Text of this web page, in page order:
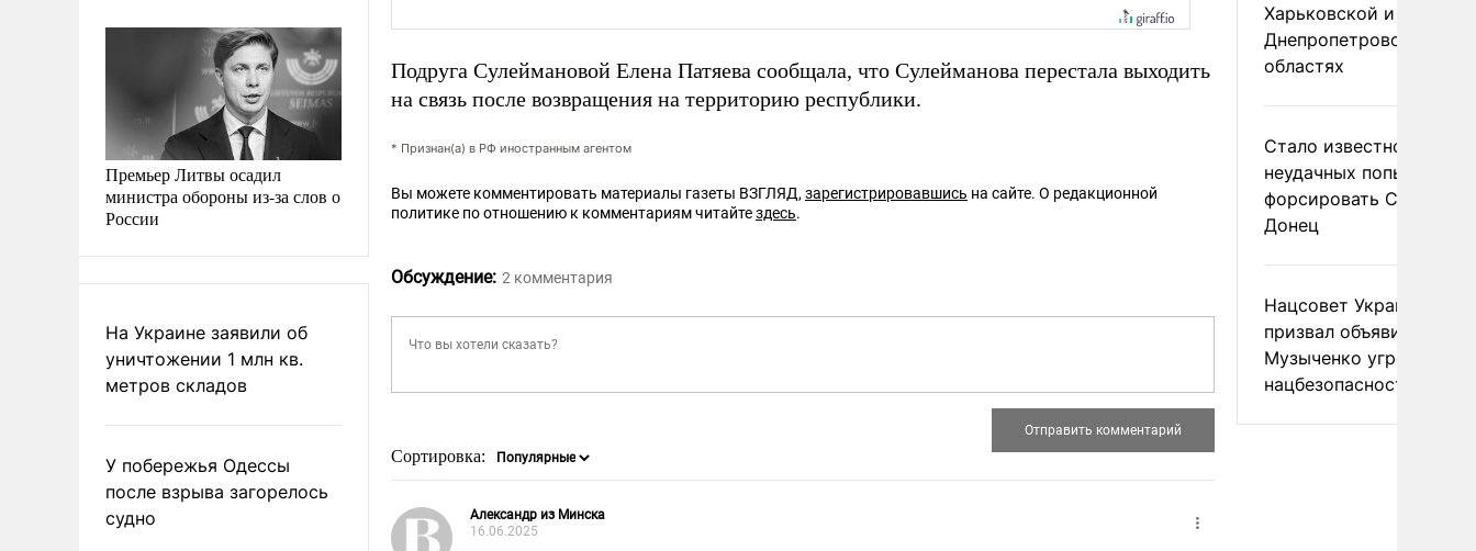
Премьер Литвы осадил
министра обороны из-за слов о
России
На Украине заявили об
уничтожении 1 млн кв.
метров складов
У побережья Одессы
после взрыва загорелось
судно
Подруга Сулеймановой Елена Патяева сообщала, что Сулейманова перестала выходить
на связь после возвращения на территорию республики.
* Признан(а) в РФ иностранным агентом
Вы можете комментировать материалы газеты ВЗГЛЯД, зарегистрировавшись на сайте. О редакционной
политике по отношению к комментариям читайтездесь.
Обсуждение: 2 комментария
Сортировка:
Александр из Минска
16.06.2025
Харьковской и
Днепропетровской
областях
Стало известно о
неудачных попытках
форсировать
Донец
Нацсовет Украины по
призвал объявить
Музыченко угрозой
нацбезопасности